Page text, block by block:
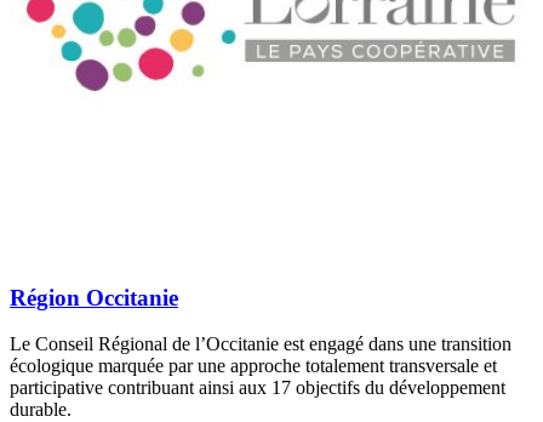
Région Occitanie
Le Conseil Régional de l’Occitanie est engagé dans une transition
écologique marquée par une approche totalement transversale et
participative contribuant ainsi aux 17 objectifs du développement
durable.